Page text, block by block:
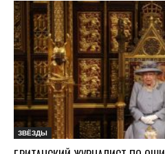
ЗВЁЗДЫ